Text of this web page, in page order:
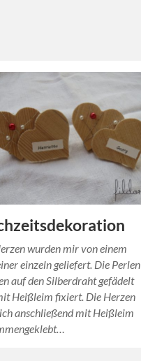
wurden mir von einem
einzeln geliefert. Die Perlen
auf den Silberdraht gefädelt
Heißleim fixiert. Die Herzen
anschließend mit Heißleim